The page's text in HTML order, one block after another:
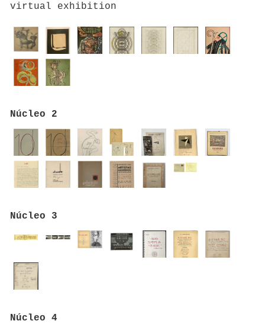
virtual exhibition
Núcleo 2
Núcleo 3
Núcleo 4